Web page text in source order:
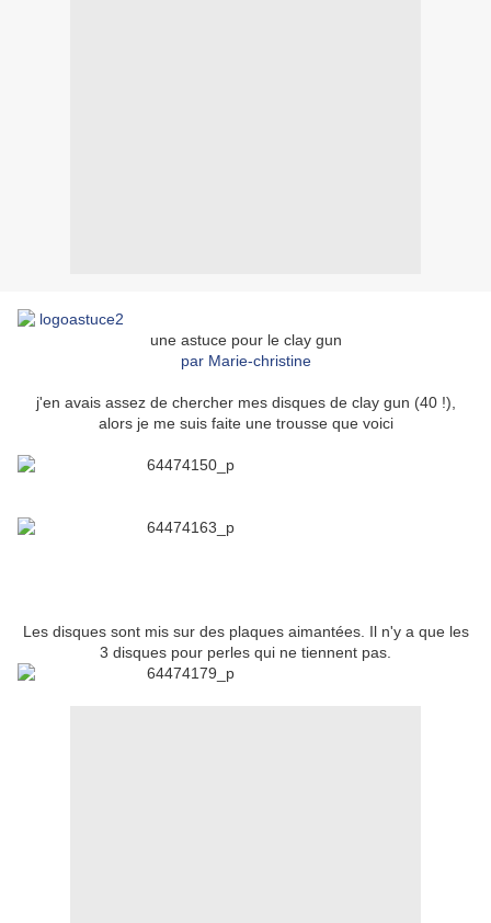
une astuce pour le clay gun
par Marie-christine
j'en avais assez de chercher mes disques de clay gun (40 !),
alors je me suis faite une trousse que voici
Les disques sont mis sur des plaques aimantées. Il n'y a que les
3 disques pour perles qui ne tiennent pas.